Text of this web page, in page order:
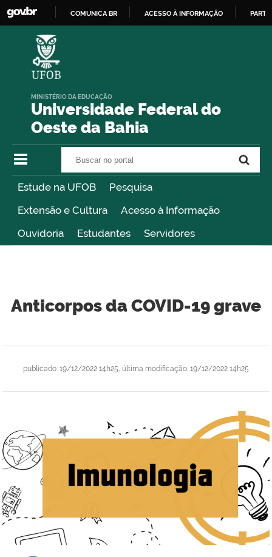
COMUNICA BR ACESSO À INFORMAÇÃO
Universidade Federal do
Oeste da Bahia
MINISTÉRIO DA EDUCAÇÃO
Estude na UFOB
Pesquisa
Extensão e Cultura
Acesso à Informação
Ouvidoria
Estudantes Servidores
Anticorpos da COVID-19 grave
publicado: 19/12/2022 14h25 última modificação: 19/12/2022 14h25